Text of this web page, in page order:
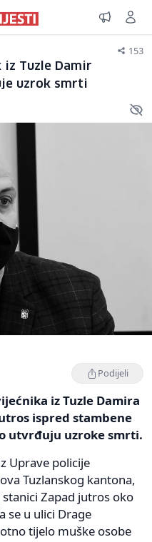
153
Tuzle Damir
uzrok smrti
Podijeli
iz Tuzle Damira
ispred stambene
utvrđuju uzroke smrti.
Uprave policije
Tuzlanskog kantona,
Zapad jutros oko
se u ulici Drage
tijelo muške osobe